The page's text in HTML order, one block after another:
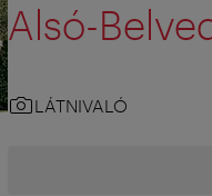
Alsó-
LÁTNIVALÓ